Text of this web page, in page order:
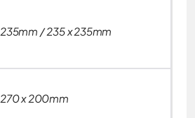
235mm / 235 x 235mm
270 x 200mm